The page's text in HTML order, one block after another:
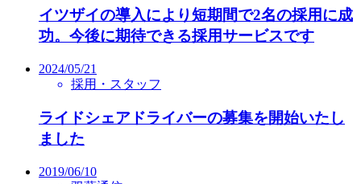
イツザイの導入により短期間で2名の採用に成
功。今後に期待できる採用サービスです
2024/05/21
採用・スタッフ
ライドシェアドライバーの募集を開始いたし
ました
2019/06/10